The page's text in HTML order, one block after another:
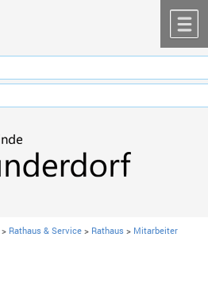
> Rathaus & Service > Rathaus > Mitarbeiter